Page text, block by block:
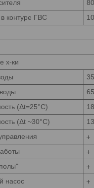
контуре ГВС
х-ки
воды
(Δt=25°C)
(Δt ~30°C)
полы"
насос